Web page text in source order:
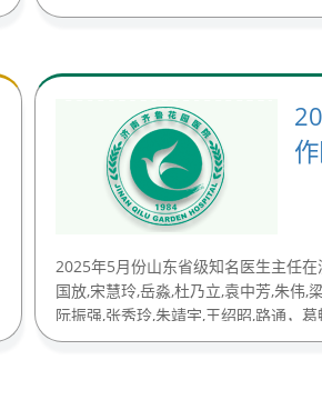
2025年5月份山东省级知名医生主任
国放,宋慧玲,岳淼,杜乃立,袁中芳,朱伟,
阮振强,张秀玲,朱靖宇,王绍昭,路通，
04-28)